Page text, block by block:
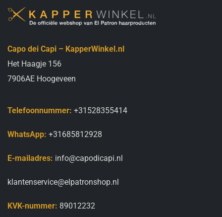
Capo dei Capi – KapperWinkel.nl
Het Haagje 156
7906AE Hoogeveen
Telefoonnummer: +31528355414
WhatsApp: +31685812928
E-mailadres: info@capodicapi.nl
klantenservice@elpatronshop.nl
KVK-nummer: 89012232